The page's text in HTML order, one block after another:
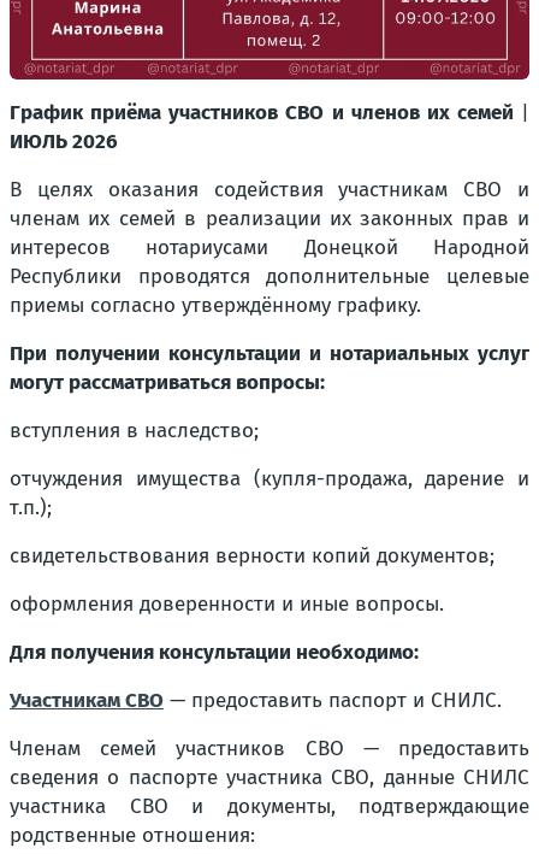
График приёма участников СВО и членов их семей
ИЮЛЬ 2026
В целях оказания содействия участникам СВО и
членам их семей в реализации их законных прав и
интересов нотариусами Донецкой Народной
Республики проводятся дополнительные целевые
приемы согласно утверждённому графику.
При получении консультации и нотариальных услуг
могут рассматриваться вопросы:
вступления в наследство;
отчуждения имущества (купля-продажа, дарение и
т.п.);
свидетельствования верности копий документов;
оформления доверенности и иные вопросы.
Для получения консультации необходимо:
Участникам СВО — предоставить паспорт и СНИЛС.
Членам семей участников СВО — предоставить
сведения о паспорте участника СВО, данные СНИЛС
участника СВО и документы, подтверждающие
родственные отношения: